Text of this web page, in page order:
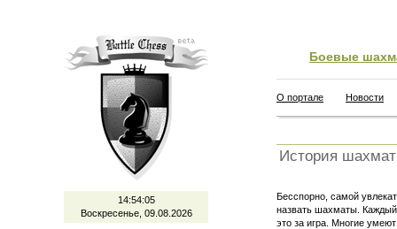
14:54:05
Воскресенье, 09.08.2026
Боевые
О портале Новости
История шахмат
Бесспорно, самой
назвать шахматы. Каждый
это за игра. Многие